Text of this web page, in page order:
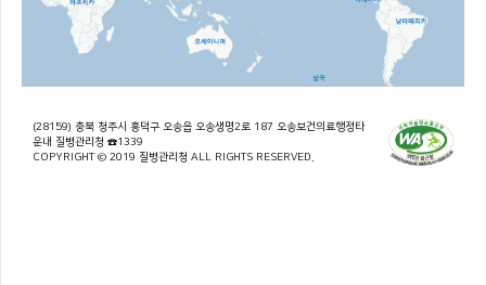
(28159) 충북 청주시 흥덕구 오송읍 오송생명2로 187 오송보건의료행정타
운내 질병관리청 ☎1339
COPYRIGHT © 2019 질병관리청 ALL RIGHTS RESERVED.